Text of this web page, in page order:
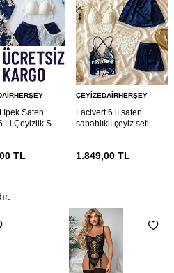
Ipek Saten
Li Çeyizlik Set
TL
ÇEYIZEDAIRHERŞEY
Lacivert 6 lı saten
sabahlıklı çeyiz seti
1.849,00TL